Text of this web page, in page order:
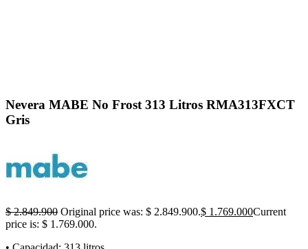
Nevera MABE No Frost 313 Litros RMA313FXCT
Gris
$2.849.900 Original price was: $ 2.849.900.$ 1.769.000Current
price is: $ 1.769.000.